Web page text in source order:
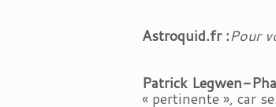
Astroquid.fr :Pour
Patrick Legwen-
« pertinente », car